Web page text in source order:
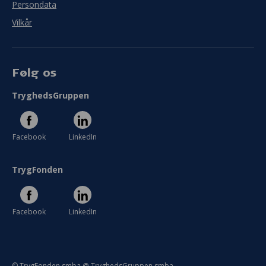
Persondata
Vilkår
Følg os
TryghedsGruppen
Facebook LinkedIn
TrygFonden
Facebook LinkedIn